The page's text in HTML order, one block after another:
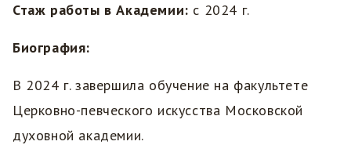
Стаж работы в Академии: с 2024 г.
Биография:
В 2024 г. завершила обучение на факультете
Церковно-певческого искусства Московской
духовной академии.